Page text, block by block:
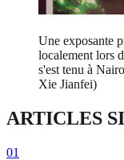
Une exposante
localement lors
s'est tenu à
Xie Jianfei)
ARTICLES
01